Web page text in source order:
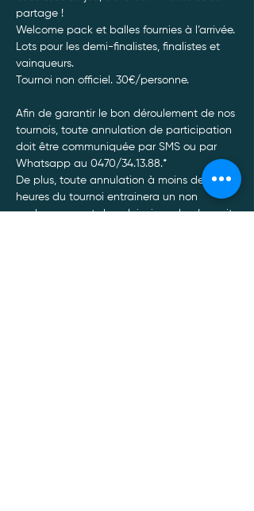
partage !
Welcome pack et balles fournies à l’arrivée.
Lots pour les demi-finalistes, finalistes et
vainqueurs.
Tournoi non officiel. 30€/personne.
Afin de garantir le bon déroulement de nos
tournois, toute annulation de participation
doit être communiquée par SMS ou par
Whatsapp au 0470/34.13.88.*
De plus, toute annulation à moins de 48
heures du tournoi entrainera un non
remboursement de celui-ci, quel qu’en soit